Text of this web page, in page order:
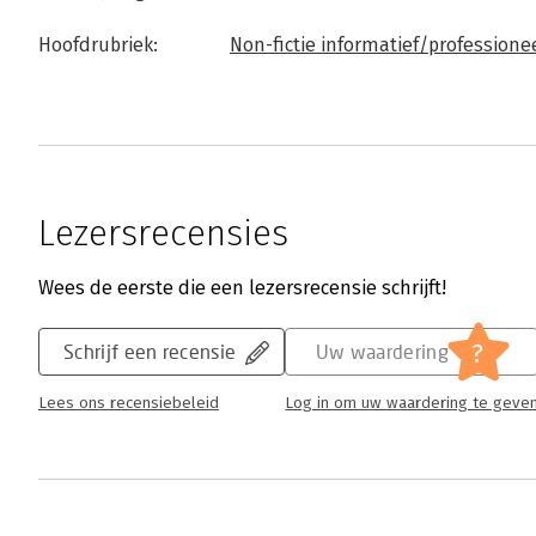
Hoofdrubriek: Non-fictie informatief/
Lezersrecensies
Wees de eerste die een lezersrecensie schrijft!
Schrijf een recensie
Lees ons recensiebeleid
Uw waardering ?
Log in om uw waardering te